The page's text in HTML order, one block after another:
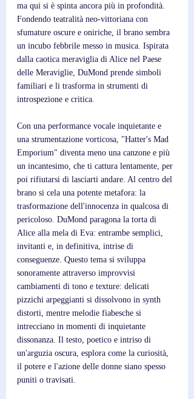
ma qui si è spinta ancora più in profondità.
Fondendo teatralità neo-vittoriana con
sfumature oscure e oniriche, il brano sembra
un incubo febbrile messo in musica. Ispirata
dalla caotica meraviglia di Alice nel Paese
delle Meraviglie, DuMond prende simboli
familiari e li trasforma in strumenti di
introspezione e critica.
Con una performance vocale inquietante e
una strumentazione vorticosa, "Hatter's Mad
Emporium" diventa meno una canzone e più
un incantesimo, che ti cattura lentamente, per
poi rifiutarsi di lasciarti andare. Al centro del
brano si cela una potente metafora: la
trasformazione dell'innocenza in qualcosa di
pericoloso. DuMond paragona la torta di
Alice alla mela di Eva: entrambe semplici,
invitanti e, in definitiva, intrise di
conseguenze. Questo tema si sviluppa
sonoramente attraverso improvvisi
cambiamenti di tono e texture: delicati
pizzichi arpeggianti si dissolvono in synth
distorti, mentre melodie fiabesche si
intrecciano in momenti di inquietante
dissonanza. Il testo, poetico e intriso di
un'arguzia oscura, esplora come la curiosità,
il potere e l'azione delle donne siano spesso
puniti o travisati.